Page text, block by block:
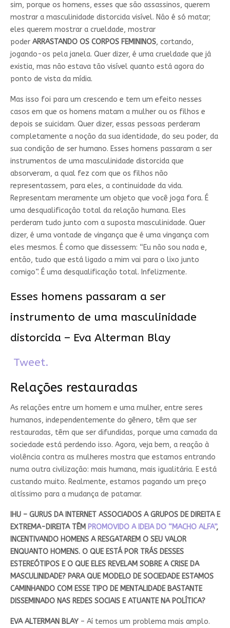
sim, porque os homens, esses que são assassinos, querem
mostrar a masculinidade distorcida visível. Não é só matar;
eles querem mostrar a crueldade, mostrar
poder ARRASTANDO OS CORPOS FEMININOS, cortando,
jogando-os pela janela. Quer dizer, é uma crueldade que já
existia, mas não estava tão visível quanto está agora do
ponto de vista da mídia.
Mas isso foi para um crescendo e tem um efeito nesses
casos em que os homens matam a mulher ou os filhos e
depois se suicidam. Quer dizer, essas pessoas perderam
completamente a noção da sua identidade, do seu poder, da
sua condição de ser humano. Esses homens passaram a ser
instrumentos de uma masculinidade distorcida que
absorveram, a qual fez com que os filhos não
representassem, para eles, a continuidade da vida.
Representam meramente um objeto que você joga fora. É
uma desqualificação total da relação humana. Eles
perderam tudo junto com a suposta masculinidade. Quer
dizer, é uma vontade de vingança que é uma vingança com
eles mesmos. É como que dissessem: “Eu não sou nada e,
então, tudo que está ligado a mim vai para o lixo junto
comigo”. É uma desqualificação total. Infelizmente.
Esses homens passaram a ser
instrumento de uma masculinidade
distorcida – Eva Alterman Blay
Tweet.
Relações restauradas
As relações entre um homem e uma mulher, entre seres
humanos, independentemente do gênero, têm que ser
restauradas, têm que ser difundidas, porque uma camada da
sociedade está perdendo isso. Agora, veja bem, a reação à
violência contra as mulheres mostra que estamos entrando
numa outra civilização: mais humana, mais igualitária. E está
custando muito. Realmente, estamos pagando um preço
altíssimo para a mudança de patamar.
IHU – GURUS DA INTERNET ASSOCIADOS A GRUPOS DE DIREITA E
EXTREMA-DIREITA TÊM PROMOVIDO A IDEIA DO “MACHO ALFA”,
INCENTIVANDO HOMENS A RESGATAREM O SEU VALOR
ENQUANTO HOMENS. O QUE ESTÁ POR TRÁS DESSES
ESTEREÓTIPOS E O QUE ELES REVELAM SOBRE A CRISE DA
MASCULINIDADE? PARA QUE MODELO DE SOCIEDADE ESTAMOS
CAMINHANDO COM ESSE TIPO DE MENTALIDADE BASTANTE
DISSEMINADO NAS REDES SOCIAIS E ATUANTE NA POLÍTICA?
EVA ALTERMAN BLAY – Aí temos um problema mais amplo.